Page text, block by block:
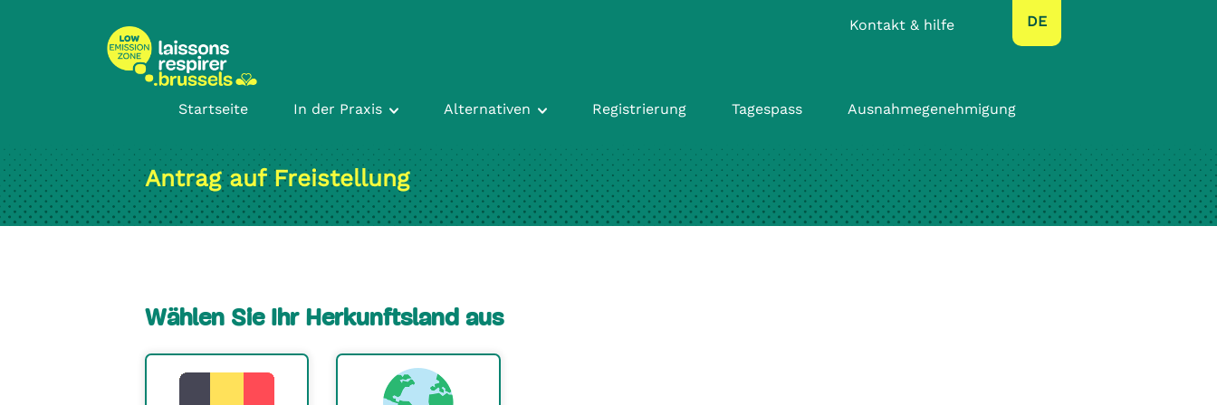
Kontakt & hilfe DE
Startseite In der Praxis Alternativen Registrierung Tagespass Ausnahmegenehmigung
Antrag auf Freistellung
Wählen Sie Ihr Herkunftsland aus